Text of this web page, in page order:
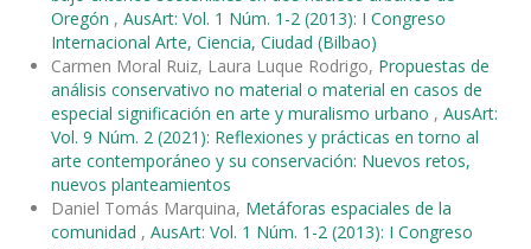
Oregón , AusArt: Vol. 1 Núm. 1-2 (2013): I Congreso
Internacional Arte, Ciencia, Ciudad (Bilbao)
Carmen Moral Ruiz, Laura Luque Rodrigo, Propuestas de
análisis conservativo no material o material en casos de
especial significación en arte y muralismo urbano , AusArt:
Vol. 9 Núm. 2 (2021): Reflexiones y prácticas en torno al
arte contemporáneo y su conservación: Nuevos retos,
nuevos planteamientos
Daniel Tomás Marquina, Metáforas espaciales de la
comunidad , AusArt: Vol. 1 Núm. 1-2 (2013): I Congreso